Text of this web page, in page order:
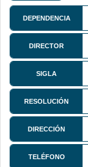
DEPENDENCIA
DIRECTOR
SIGLA
RESOLUCIÓN
DIRECCIÓN
TELÉFONO